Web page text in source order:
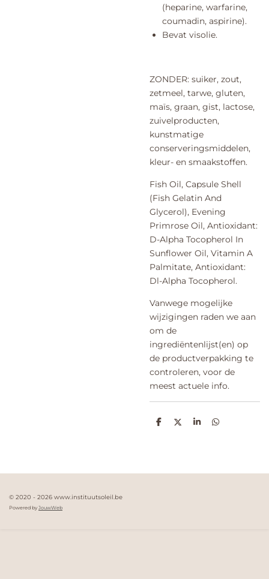
(heparine, warfarine,
coumadin, aspirine).
Bevat visolie.
ZONDER: suiker, zout,
zetmeel, tarwe, gluten,
maïs, graan, gist, lactose,
zuivelproducten,
kunstmatige
conserveringsmiddelen,
kleur- en smaakstoffen.
Fish Oil, Capsule Shell
(Fish Gelatin And
Glycerol), Evening
Primrose Oil, Antioxidant:
D-Alpha Tocopherol In
Sunflower Oil, Vitamin A
Palmitate, Antioxidant:
Dl-Alpha Tocopherol.
Vanwege mogelijke
wijzigingen raden we aan
om de
ingrediëntenlijst(en) op
de productverpakking te
controleren, voor de
meest actuele info.
D
D
S
D
© 2020 - 2026 www.instituutsoleil.be
Powered by JouwWeb